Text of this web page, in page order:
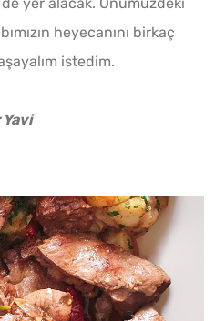
heyecanını birkaç
istedim.